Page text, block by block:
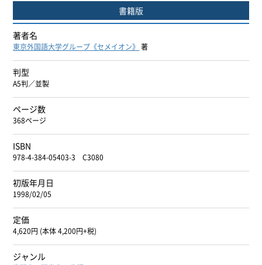
日本語
閉じる
書籍版
著者名
東京外国語大学グループ《セメイオン》 著
判型
A5判／並製
ページ数
368ページ
ISBN
978-4-384-05403-3 C3080
初版年月日
1998/02/05
定価
4,620円 (本体 4,200円+税)
ジャンル